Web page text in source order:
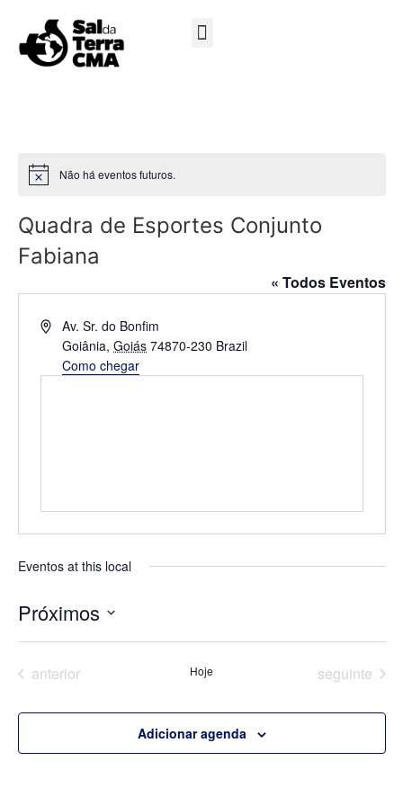
Notice Não há eventos futuros.
Quadra de Esportes Conjunto
Fabiana
« Todos Eventos
Endereço
Av. Sr. do Bonfim
Goiânia, Goiás 74870-230 Brazil
Como chegar
Eventos at this local
Próximos
a
Eventos
anterior Hoje Eventos
seguinte
Adicionar agenda